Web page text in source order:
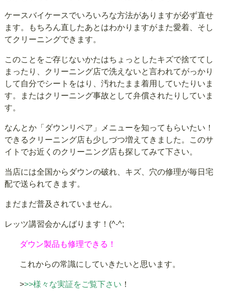
ケースバイケースでいろいろな方法がありますが必ず直せ
ます。もちろん直したあとはわかりますがまた愛着、そし
てクリーニングできます。
このことをご存じないかたはちょっとしたキズで捨ててし
まったり、クリーニング店で洗えないと言われてがっかり
して自分でシートをはり、汚れたまま着用していたりいま
す。またはクリーニング事故として弁償されたりしていま
す。
なんとか「ダウンリペア」メニューを知ってもらいたい！
できるクリーニング店も少しづつ増えてきました。このサ
イトでお近くのクリーニング店も探してみて下さい。
当店には全国からダウンの破れ、キズ、穴の修理が毎日宅
配で送られてきます。
まだまだ普及されていません。
レッツ講習会かんばります！(^-^;
ダウン製品も修理できる！
これからの常識にしていきたいと思います。
>>>様々な実証をご覧下さい ！